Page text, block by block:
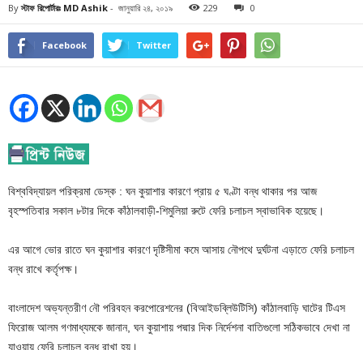
By স্টাফ রিপোর্টারঃ MD Ashik - জানুয়ারি ২৪, ২০১৯ 229 0
Facebook Twitter
বিশ্ববিদ্যায়ল পরিক্রমা ডেস্ক : ঘন কুয়াশার কারণে প্রায় ৫ ঘণ্টা বন্ধ থাকার পর আজ
বৃহস্পতিবার সকাল ৮টার দিকে কাঁঠালবাড়ী-শিমুলিয়া রুটে ফেরি চলাচল স্বাভাবিক হয়েছে।
এর আগে ভোর রাতে ঘন কুয়াশার কারণে দৃষ্টিসীমা কমে আসায় নৌপথে দুর্ঘটনা এড়াতে ফেরি চলাচল
বন্ধ রাখে কর্তৃপক্ষ।
বাংলাদেশ অভ্যন্তরীণ নৌ পরিবহন করপোরেশনের (বিআইডব্লিউটিসি) কাঁঠালবাড়ি ঘাটের টিএস
ফিরোজ আলম গণমাধ্যমকে জানান, ঘন কুয়াশায় পদ্মার দিক নির্দেশনা বাতিগুলো সঠিকভাবে দেখা না
যাওয়ায় ফেরি চলাচল বন্ধ রাখা হয়।